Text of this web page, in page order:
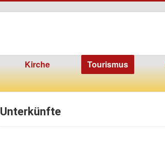
Kirche Tourismus
Unterkünfte